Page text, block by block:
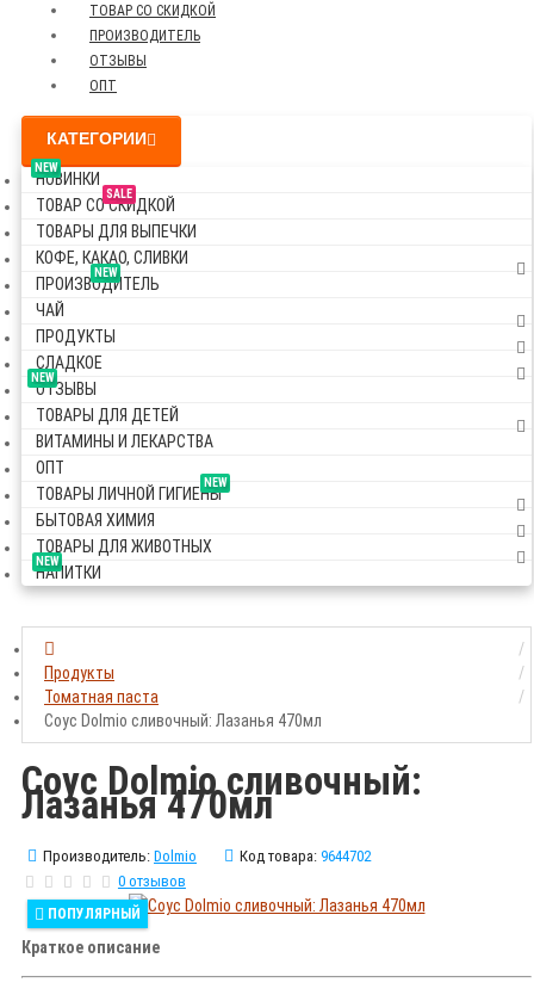
ТОВАР СО СКИДКОЙ
ПРОИЗВОДИТЕЛЬ
ОТЗЫВЫ
ОПТ
КАТЕГОРИИ
NEW
НОВИНКИ
SALE
ТОВАР СО СКИДКОЙ
ТОВАРЫ ДЛЯ ВЫПЕЧКИ
КОФЕ, КАКАО, СЛИВКИ
NEW
ПРОИЗВОДИТЕЛЬ
ЧАЙ
ПРОДУКТЫ
СЛАДКОЕ
NEW
ОТЗЫВЫ
ТОВАРЫ ДЛЯ ДЕТЕЙ
ВИТАМИНЫ И ЛЕКАРСТВА
ОПТ
NEW
ТОВАРЫ ЛИЧНОЙ ГИГИЕНЫ
БЫТОВАЯ ХИМИЯ
ТОВАРЫ ДЛЯ ЖИВОТНЫХ
NEW
НАПИТКИ
Продукты
Томатная паста
Соус Dolmio сливочный: Лазанья 470мл
Соус Dolmio сливочный:
Лазанья 470мл
Производитель: Dolmio Код товара: 9644702
0 отзывов
ПОПУЛЯРНЫЙ
Краткое описание